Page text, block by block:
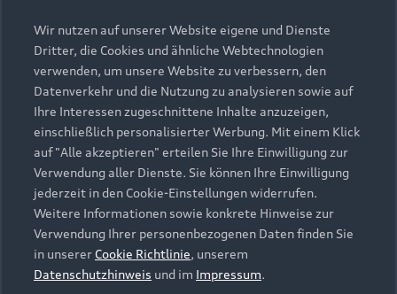
Elektromodelle
Plug-in-Hybride
Neuwagensuche
Gebrauchtwagensuche
Gebrauchtwagen
Finanzierung
Aktionen & Angebote
Geschäftskunden
Saisonale Angebote
Audi Services
Garantie
Audi digital services
myAudi
Support
Kundenservice
Händlersuche
Audi Code
Häufige Fragen (FAQ)
Audi Online Beratung
Über Audi
Unternehmen
Karriere
Investor Relations
Presse & Media Center
© 2026 AUDI AG. Alle Rechte vorbehalten
Wir nutzen auf unserer Website eigene und Dienste
Dritter, die Cookies und ähnliche Webtechnologien
verwenden, um unsere Website zu verbessern, den
Datenverkehr und die Nutzung zu analysieren sowie auf
Ihre Interessen zugeschnittene Inhalte anzuzeigen,
einschließlich personalisierter Werbung. Mit einem Klick
auf "Alle akzeptieren" erteilen Sie Ihre Einwilligung zur
Verwendung aller Dienste. Sie können Ihre Einwilligung
jederzeit in den Cookie-Einstellungen widerrufen.
Weitere Informationen sowie konkrete Hinweise zur
Verwendung Ihrer personenbezogenen Daten finden Sie
in unserer Cookie Richtlinie, unserem
Datenschutzhinweis und im Impressum.